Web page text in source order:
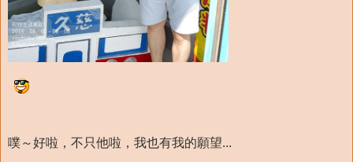
噗～好啦，不只他啦，我也有我的願望...